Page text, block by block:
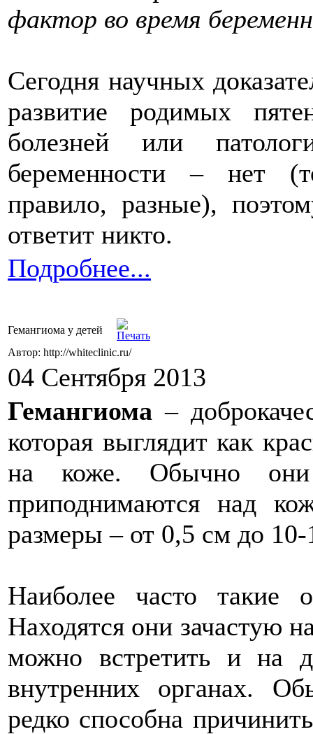
фактор во время
Сегодня научных
развитие родимых
болезней или
беременности – нет
правило, разные),
ответит никто.
Подробнее...
Гемангиома у детей
Автор: http://whiteclinic.ru/
04 Сентября 2013
Гемангиома–
которая выглядит как
на коже. Обычно
приподнимаются над
размеры – от 0,5 см до
Наиболее часто такие
Находятся они зачастую
можно встретить и на
внутренних органах.
редко способна